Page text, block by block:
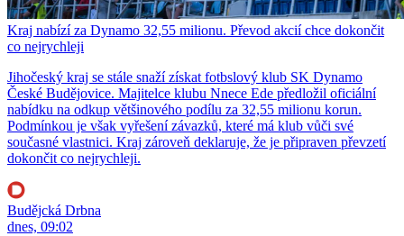
Kraj nabízí za Dynamo 32,55 milionu. Převod akcií chce dokončit
co nejrychleji
Jihočeský kraj se stále snaží získat fotbslový klub SK Dynamo
České Budějovice. Majitelce klubu Nnece Ede předložil oficiální
nabídku na odkup většinového podílu za 32,55 milionu korun.
Podmínkou je však vyřešení závazků, které má klub vůči své
současné vlastnici. Kraj zároveň deklaruje, že je připraven převzetí
dokončit co nejrychleji.
Budějcká Drbna
dnes, 09:02